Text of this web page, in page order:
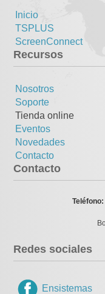
Inicio
TSPLUS
ScreenConnect
Recursos
Nosotros
Soporte
Tienda online
Eventos
Novedades
Contacto
Contacto
Teléfono:
Redes sociales
Ensistemas